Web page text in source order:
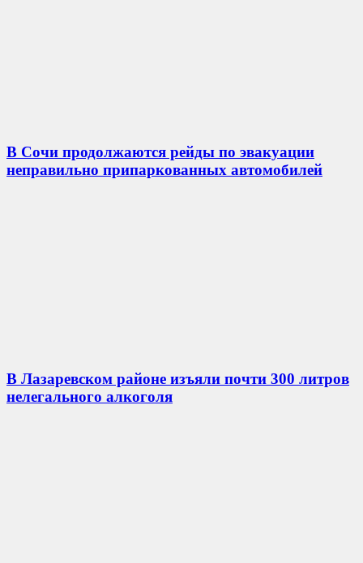
В Сочи продолжаются рейды по эвакуации
неправильно припаркованных автомобилей
В Лазаревском районе изъяли почти 300 литров
нелегального алкоголя